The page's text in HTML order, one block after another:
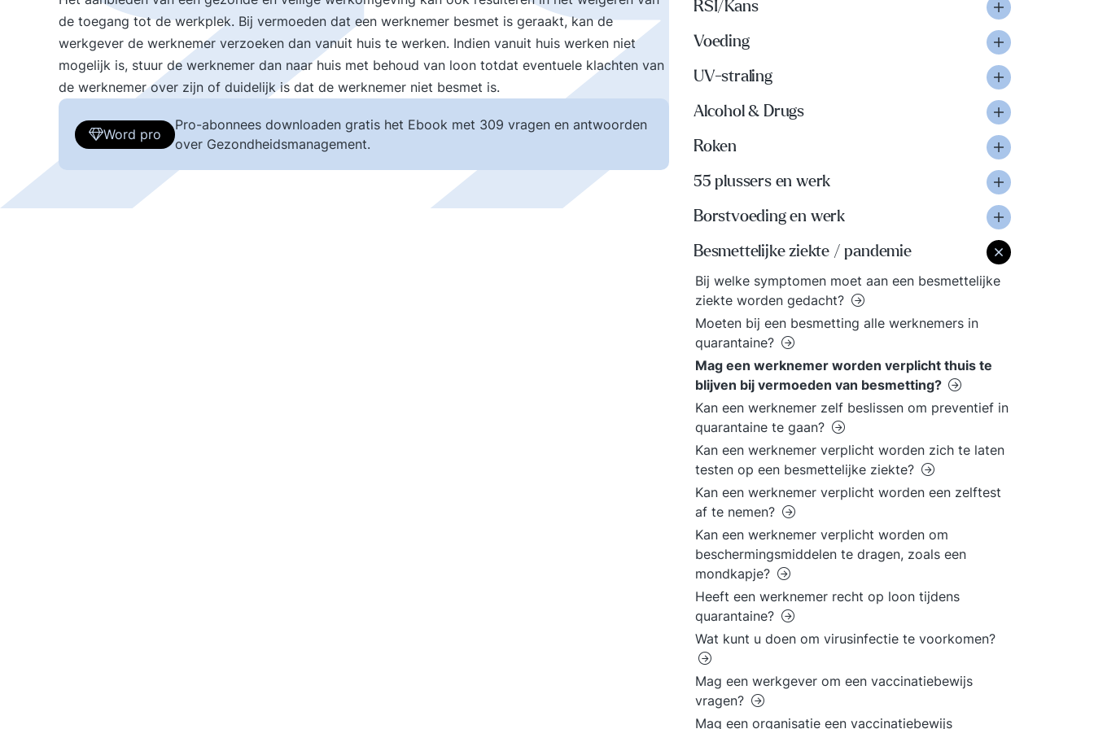
de toegang tot de werkplek. Bij vermoeden dat een werknemer besmet is geraakt, kan de
werkgever de werknemer verzoeken dan vanuit huis te werken. Indien vanuit huis werken niet
mogelijk is, stuur de werknemer dan naar huis met behoud van loon totdat eventuele klachten van
de werknemer over zijn of duidelijk is dat de werknemer niet besmet is.
Word pro
Pro-abonnees downloaden gratis het Ebook met 309 vragen en antwoorden
over Gezondheidsmanagement.
RSI/Kans
Voeding
UV-straling
Alcohol & Drugs
Roken
55 plussers en werk
Borstvoeding en werk
Besmettelijke ziekte / pandemie
Bij welke symptomen moet aan een besmettelijke
ziekte worden gedacht?
Moeten bij een besmetting alle werknemers in
quarantaine?
Mag een werknemer worden verplicht thuis te
blijven bij vermoeden van besmetting?
Kan een werknemer zelf beslissen om preventief in
quarantaine te gaan?
Kan een werknemer verplicht worden zich te laten
testen op een besmettelijke ziekte?
Kan een werknemer verplicht worden een zelftest
af te nemen?
Kan een werknemer verplicht worden om
beschermingsmiddelen te dragen, zoals een
mondkapje?
Heeft een werknemer recht op loon tijdens
quarantaine?
Wat kunt u doen om virusinfectie te voorkomen?
Mag een werkgever om een vaccinatiebewijs
vragen?
Mag een organisatie een vaccinatiebewijs